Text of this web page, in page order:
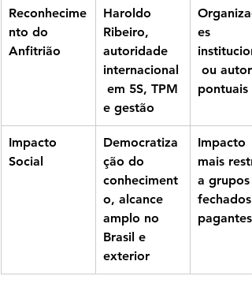
Reconhecime
nto do
Anfitrião
Haroldo
Ribeiro,
autoridade
internacional
em 5S, TPM
e gestão
es
ou
pontuais
Impacto
Social
Democratiza
ção do
conheciment
o, alcance
amplo no
Brasil e
exterior
Impacto
mais
a grupos
fechados
pagantes